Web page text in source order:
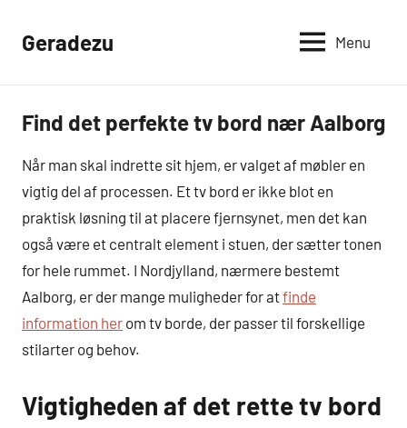
Geradezu Menu
Boligindretning
Find det perfekte tv bord nær Aalborg
Når man skal indrette sit hjem, er valget af møbler en
vigtig del af processen. Et tv bord er ikke blot en
praktisk løsning til at placere fjernsynet, men det kan
også være et centralt element i stuen, der sætter tonen
for hele rummet. I Nordjylland, nærmere bestemt
Aalborg, er der mange muligheder for atfinde
information her om tv borde, der passer til forskellige
stilarter og behov.
Vigtigheden af det rette tv bord